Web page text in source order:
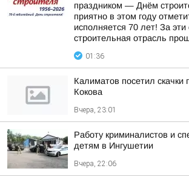
праздником — Днём
приятно в этом году
исполняется 70 лет! За
строительная отрасль
01:36
Калиматов посетил скачки
Кокова
Вчера, 23:01
Работу криминалистов и
детям в Ингушетии
Вчера, 22:06